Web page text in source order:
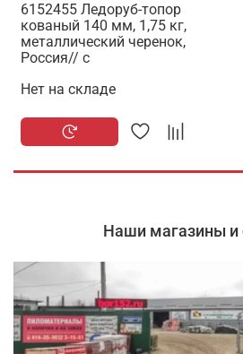
6152455 Ледоруб-топор
кованый 140 мм, 1,75 кг,
металлический черенок,
Россия// с
Нет на складе
Наши магазины и